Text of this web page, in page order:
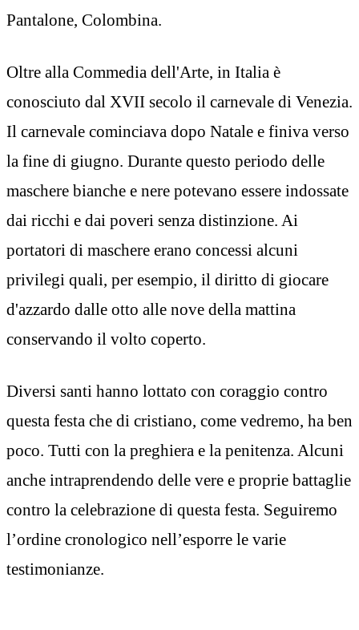
Pantalone, Colombina.
Oltre alla Commedia dell'Arte, in Italia è
conosciuto dal XVII secolo il carnevale di Venezia.
Il carnevale cominciava dopo Natale e finiva verso
la fine di giugno. Durante questo periodo delle
maschere bianche e nere potevano essere indossate
dai ricchi e dai poveri senza distinzione. Ai
portatori di maschere erano concessi alcuni
privilegi quali, per esempio, il diritto di giocare
d'azzardo dalle otto alle nove della mattina
conservando il volto coperto.
Diversi santi hanno lottato con coraggio contro
questa festa che di cristiano, come vedremo, ha ben
poco. Tutti con la preghiera e la penitenza. Alcuni
anche intraprendendo delle vere e proprie battaglie
contro la celebrazione di questa festa. Seguiremo
l’ordine cronologico nell’esporre le varie
testimonianze.